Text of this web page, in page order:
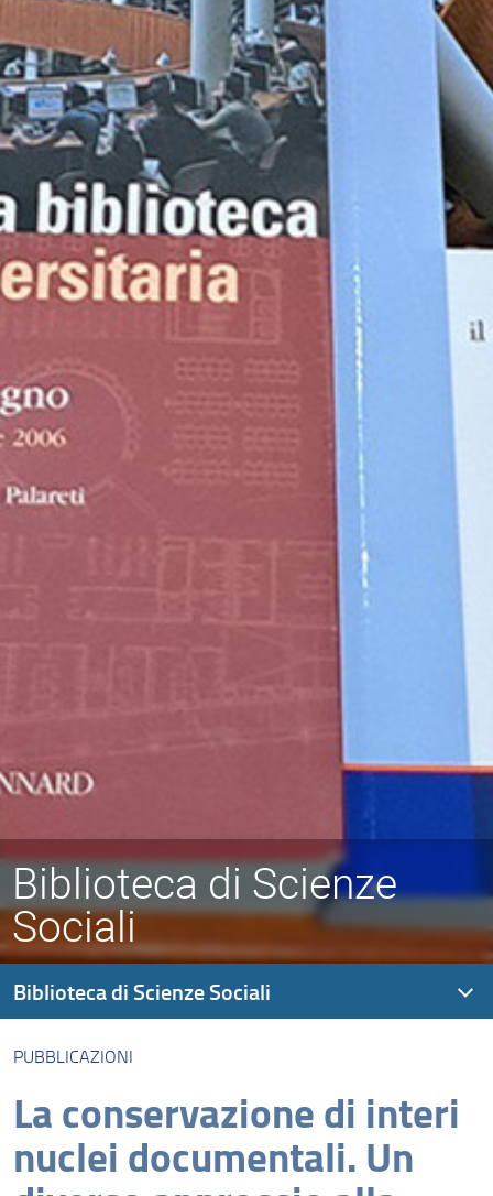
Biblioteca di Scienze
Sociali
PUBBLICAZIONI
La conservazione di interi
nuclei documentali. Un
Biblioteca di Scienze Sociali
Presentazione
Modalità di accesso
Organizzazione